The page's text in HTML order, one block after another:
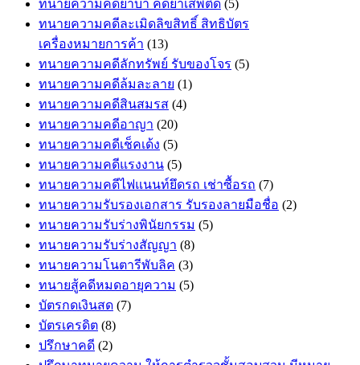
ทนายความคดียาบ้า คดียาเสพติด (5)
ทนายความคดีละเมิดลิขสิทธิ์ สิทธิบัตร
เครื่องหมายการค้า (13)
ทนายความคดีลักทรัพย์ รับของโจร (5)
ทนายความคดีล้มละลาย (1)
ทนายความคดีสินสมรส (4)
ทนายความคดีอาญา (20)
ทนายความคดีเช็คเด้ง (5)
ทนายความคดีแรงงาน (5)
ทนายความคดีไฟแนนท์ยึดรถ เช่าซื้อรถ (7)
ทนายความรับรองเอกสาร รับรองลายมือชื่อ (2)
ทนายความรับร่างพินัยกรรม (5)
ทนายความรับร่างสัญญา (8)
ทนายความโนตารีพับลิค (3)
ทนายสู้คดีหมดอายุความ (5)
บัตรกดเงินสด (7)
บัตรเครดิต (8)
ปรึกษาคดี (2)